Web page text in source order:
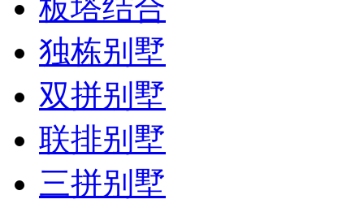
板塔结合
独栋别墅
双拼别墅
联排别墅
三拼别墅